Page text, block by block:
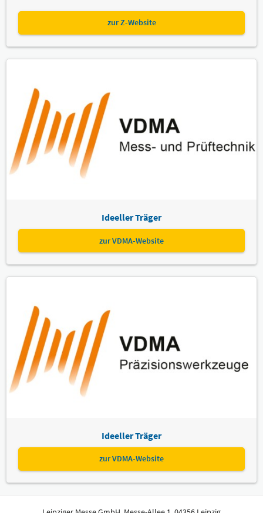
zur Z-Website
Ideeller Träger
zur VDMA-Website
Ideeller Träger
zur VDMA-Website